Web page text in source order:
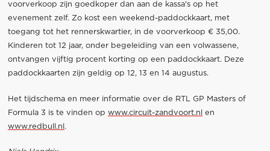
voorverkoop zijn goedkoper dan aan de kassa's op het
evenement zelf. Zo kost een weekend-paddockkaart, met
toegang tot het rennerskwartier, in de voorverkoop € 35,00.
Kinderen tot 12 jaar, onder begeleiding van een volwassene,
ontvangen vijftig procent korting op een paddockkaart. Deze
paddockkaarten zijn geldig op 12, 13 en 14 augustus.
Het tijdschema en meer informatie over de RTL GP Masters of
Formula 3 is te vinden op www.circuit-zandvoort.nl
en
www.redbull.nl .